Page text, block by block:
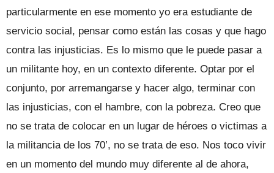
particularmente en ese momento yo era estudiante de
servicio social, pensar como están las cosas y que hago
contra las injusticias. Es lo mismo que le puede pasar a
un militante hoy, en un contexto diferente. Optar por el
conjunto, por arremangarse y hacer algo, terminar con
las injusticias, con el hambre, con la pobreza. Creo que
no se trata de colocar en un lugar de héroes o victimas a
la militancia de los 70’, no se trata de eso. Nos toco vivir
en un momento del mundo muy diferente al de ahora,